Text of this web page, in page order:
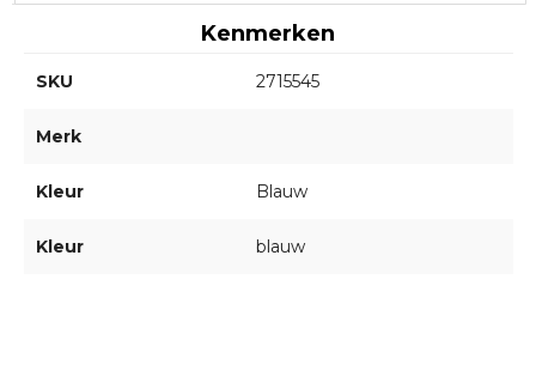
Kenmerken
SKU 2715545
Merk
Kleur Blauw
Kleur blauw